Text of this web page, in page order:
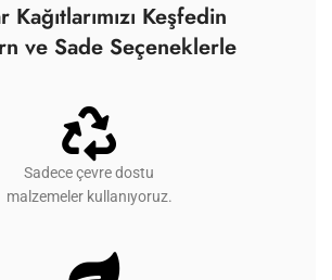
Kağıtlarımızı Keşfedin
ve Sade Seçeneklerle
Sadece çevre dostu
malzemeler kullanıyoruz.